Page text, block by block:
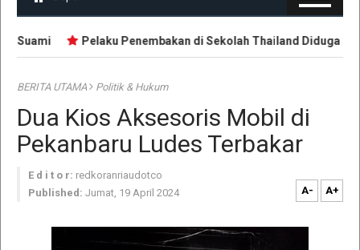
Suami Pelaku Penembakan di Sekolah Thailand Diduga
BERITA UTAMA Politik & Hukum
Dua Kios Aksesoris Mobil di
Pekanbaru Ludes Terbakar
E d i t o r: redkoranriaudotco
Published: Jumat, 19 April 2024 A- A+